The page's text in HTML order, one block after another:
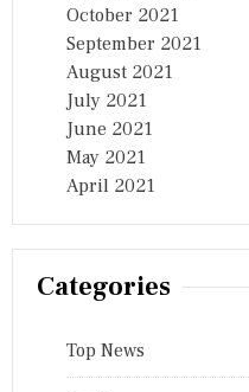
October 2021
September 2021
August 2021
July 2021
June 2021
May 2021
April 2021
Categories
Top News